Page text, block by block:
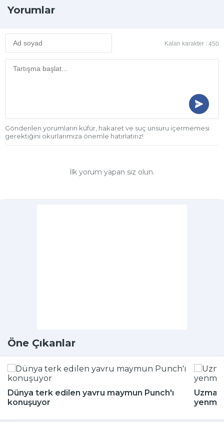
Yorumlar
Kalan karakter : 450
Gönderilen yorumların küfür, hakaret ve suç unsuru içermemesi
gerektiğini okurlarımıza önemle hatırlatırız!
İlk yorum yapan siz olun.
Öne Çıkanlar
Dünya terk edilen yavru maymun Punch'ı
konuşuyor